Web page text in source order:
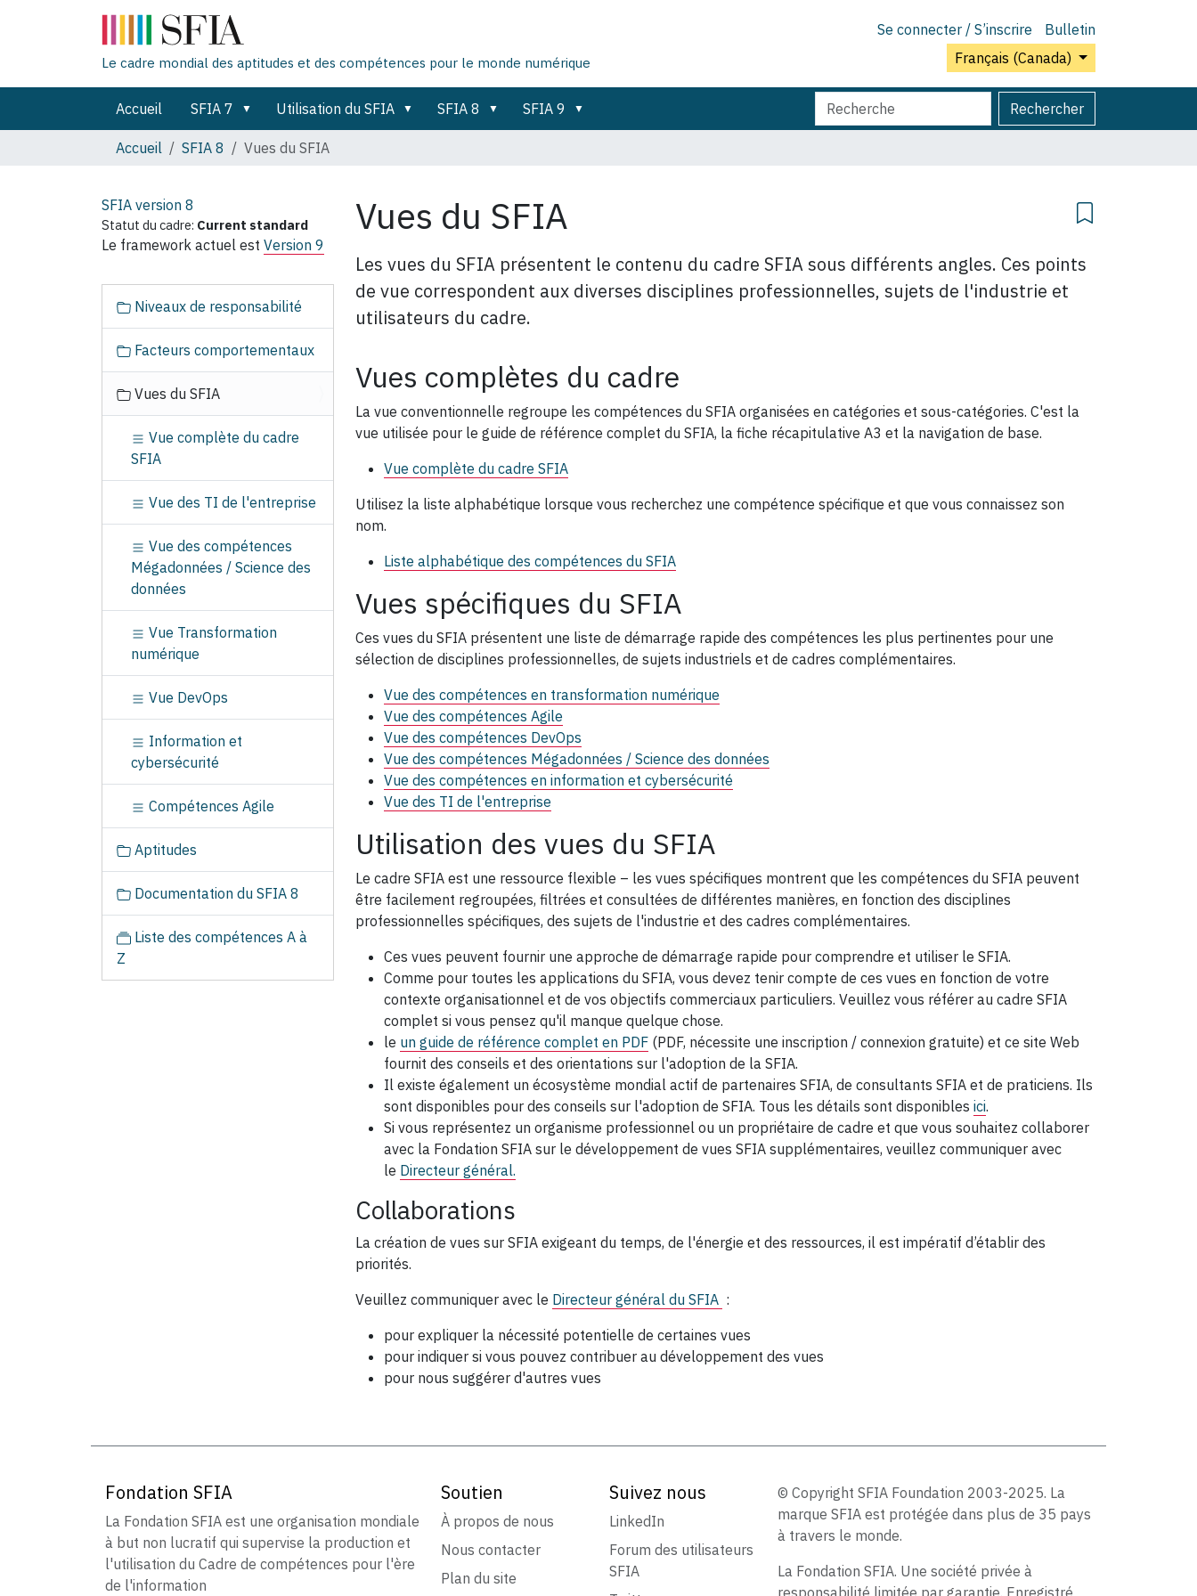
Se connecter / S’inscrire
Bulletin
Français (Canada)
Le cadre mondial des aptitudes et des compétences pour le monde numérique
Accueil SFIA 7 Utilisation du SFIA SFIA 8 SFIA 9
Chercher
par
Rechercher
Recherche
avancée…
Accueil
SFIA 8 Vues du SFIA
Vues du SFIA
Les vues du SFIA présentent le contenu du cadre SFIA sous différents angles. Ces points
de vue correspondent aux diverses disciplines professionnelles, sujets de l'industrie et
utilisateurs du cadre.
Vues complètes du cadre
La vue conventionnelle regroupe les compétences du SFIA organisées en catégories et sous-catégories. C'est la
vue utilisée pour le guide de référence complet du SFIA, la fiche récapitulative A3 et la navigation de base.
Vue complète du cadre SFIA
Utilisez la liste alphabétique lorsque vous recherchez une compétence spécifique et que vous connaissez son
nom.
Liste alphabétique des compétences du SFIA
Vues spécifiques du SFIA
Ces vues du SFIA présentent une liste de démarrage rapide des compétences les plus pertinentes pour une
sélection de disciplines professionnelles, de sujets industriels et de cadres complémentaires.
Vue des compétences en transformation numérique
Vue des compétences Agile
Vue des compétences DevOps
Vue des compétences Mégadonnées / Science des données
Vue des compétences en information et cybersécurité
Vue des TI de l'entreprise
Utilisation des vues du SFIA
Le cadre SFIA est une ressource flexible – les vues spécifiques montrent que les compétences du SFIA peuvent
être facilement regroupées, filtrées et consultées de différentes manières, en fonction des disciplines
professionnelles spécifiques, des sujets de l'industrie et des cadres complémentaires.
Ces vues peuvent fournir une approche de démarrage rapide pour comprendre et utiliser le SFIA.
Comme pour toutes les applications du SFIA, vous devez tenir compte de ces vues en fonction de votre
contexte organisationnel et de vos objectifs commerciaux particuliers. Veuillez vous référer au cadre SFIA
complet si vous pensez qu'il manque quelque chose.
le un guide de référence complet en PDF (PDF, nécessite une inscription / connexion gratuite) et ce site Web
fournit des conseils et des orientations sur l'adoption de la SFIA.
Il existe également un écosystème mondial actif de partenaires SFIA, de consultants SFIA et de praticiens. Ils
sont disponibles pour des conseils sur l'adoption de SFIA. Tous les détails sont disponibles ici.
Si vous représentez un organisme professionnel ou un propriétaire de cadre et que vous souhaitez collaborer
avec la Fondation SFIA sur le développement de vues SFIA supplémentaires, veuillez communiquer avec
le Directeur général.
Collaborations
La création de vues sur SFIA exigeant du temps, de l'énergie et des ressources, il est impératif d’établir des
priorités.
Veuillez communiquer avec le Directeur général du SFIA :
pour expliquer la nécessité potentielle de certaines vues
pour indiquer si vous pouvez contribuer au développement des vues
pour nous suggérer d'autres vues
SFIA version 8
Statut du cadre: Current standard
Le framework actuel est Version 9
Niveaux de responsabilité
Facteurs comportementaux
Vues du SFIA
Vue complète du cadre
SFIA
Vue des TI de l'entreprise
Vue des compétences
Mégadonnées / Science des
données
Vue Transformation
numérique
Vue DevOps
Information et
cybersécurité
Compétences Agile
Aptitudes
Documentation du SFIA 8
Liste des compétences A à
Z
Fondation SFIA
La Fondation SFIA est une organisation mondiale
à but non lucratif qui supervise la production et
l'utilisation du Cadre de compétences pour l'ère
de l'information
Soutien
À propos de nous
Nous contacter
Plan du site
Suivez nous
LinkedIn
Forum des utilisateurs
SFIA
© Copyright SFIA Foundation 2003-2025. La
marque SFIA est protégée dans plus de 35 pays
à travers le monde.
La Fondation SFIA. Une société privée à